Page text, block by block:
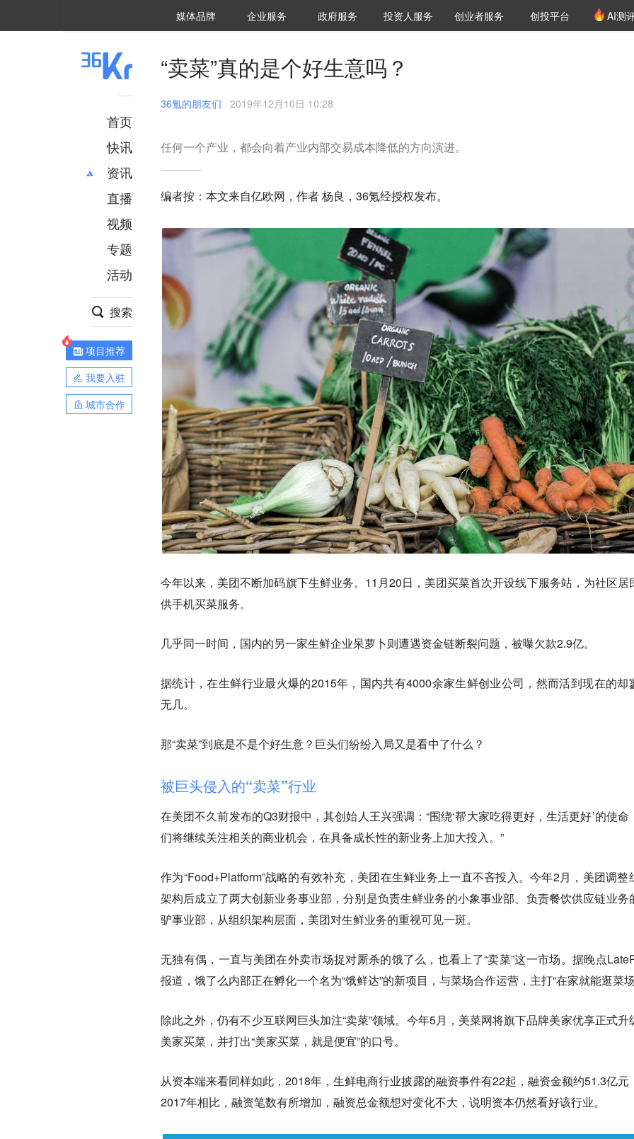
媒体品牌 36Kr研究院
企业服务 城市之窗
政府服务 VClub投资机构库
投资机构职位推介
投资人服务 创投氪堂
创业者服务 创投平台 AI测
首页
快讯
资讯
推荐
财经
项目推荐
安徽
直播
视频
专题
活动
搜索
项目推荐
我要入驻
城市合作
“卖菜”真的是个好生意吗？
36氪的朋友们 · 2019年12月10日 10:28
任何一个产业，都会向着产业内部交易成本降低的方向演进。
编者按：本文来自亿欧网，作者 杨良，36氪经授权发布。
今年以来，美团不断加码旗下生鲜业务。11月20日，美团买菜首次开设线下服务站，为社区居
供手机买菜服务。
几乎同一时间，国内的另一家生鲜企业呆萝卜则遭遇资金链断裂问题，被曝欠款2.9亿。
据统计，在生鲜行业最火爆的2015年，国内共有4000余家生鲜创业公司，然而活到现在的却
无几。
那“卖菜”到底是不是个好生意？巨头们纷纷入局又是看中了什么？
被巨头侵入的“卖菜”行业
在美团不久前发布的Q3财报中，其创始人王兴强调：“围绕‘帮大家吃得更好，生活更好’的使命
们将继续关注相关的商业机会，在具备成长性的新业务上加大投入。”
作为“Food+Platform”战略的有效补充，美团在生鲜业务上一直不吝投入。今年2月，美团调整
架构后成立了两大创新业务事业部，分别是负责生鲜业务的小象事业部、负责餐饮供应链业务
驴事业部，从组织架构层面，美团对生鲜业务的重视可见一斑。
无独有偶，一直与美团在外卖市场捉对厮杀的饿了么，也看上了“卖菜”这一市场。据晚点
报道，饿了么内部正在孵化一个名为“饿鲜达”的新项目，与菜场合作运营，主打“在家就能逛菜
除此之外，仍有不少互联网巨头加注“卖菜”领域。今年5月，美菜网将旗下品牌美家优享正式升
美家买菜，并打出“美家买菜，就是便宜”的口号。
从资本端来看同样如此，2018年，生鲜电商行业披露的融资事件有22起，融资金额约51.3亿元
2017年相比，融资笔数有所增加，融资总金额想对变化不大，说明资本仍然看好该行业。